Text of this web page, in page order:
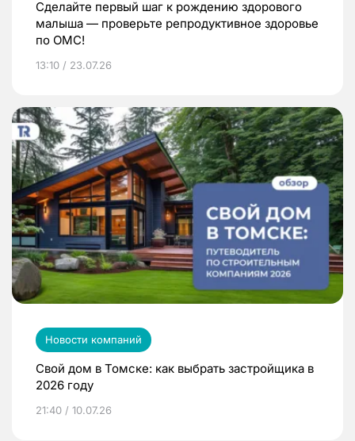
Сделайте первый шаг к рождению здорового
малыша — проверьте репродуктивное здоровье
по ОМС!
13:10 / 23.07.26
Новости компаний
Свой дом в Томске: как выбрать застройщика в
2026 году
21:40 / 10.07.26